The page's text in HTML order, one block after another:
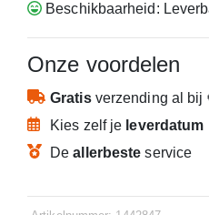
Beschikbaarheid:
Onze voordelen
Gratisverzending al bij
Kies zelf je leverdatum
Deallerbeste service